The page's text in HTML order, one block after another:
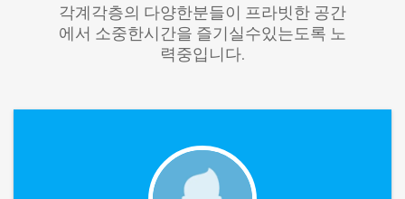
각계각층의 다양한분들이 프라빗한 공간
에서 소중한시간을 즐기실수있는도록 노
력중입니다.